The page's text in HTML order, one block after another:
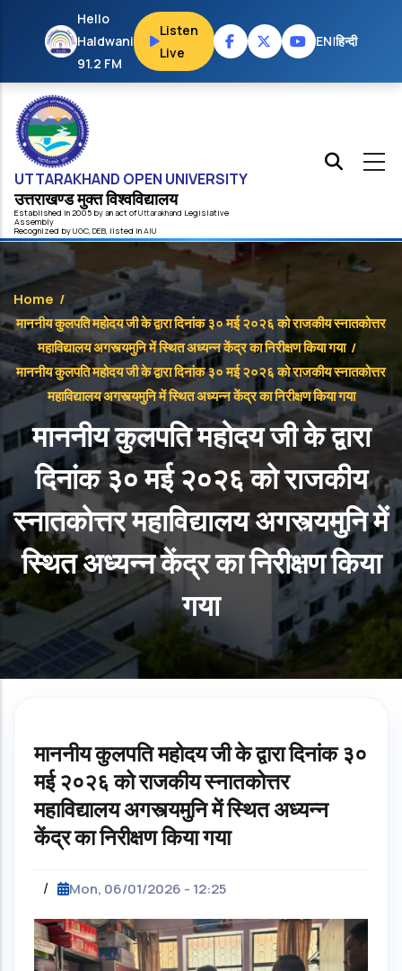
Skip to main content
Hello
Haldwani
91.2 FM
Listen
Live
EN|हिन्दी
UTTARAKHAND OPEN UNIVERSITY
उत्तराखण्ड मुक्त विश्‍वविद्यालय
Established in 2005 by an act ofUttarakhand Legislative
Assembly
Recognized byUGC, DEB, listed inAIU
Home /
माननीय कुलपति महोदय जी के द्वारा दिनांक ३० मई २०२६ को राजकीय स्नातकोत्तर
महाविद्यालय अगस्त्यमुनि में स्थित अध्यन्न केंद्र का निरीक्षण किया गया /
माननीय कुलपति महोदय जी के द्वारा दिनांक ३० मई २०२६ को राजकीय स्नातकोत्तर
महाविद्यालय अगस्त्यमुनि में स्थित अध्यन्न केंद्र का निरीक्षण किया गया
माननीय कुलपति महोदय जी के द्वारा
दिनांक ३० मई २०२६ को राजकीय
स्नातकोत्तर महाविद्यालय अगस्त्यमुनि में
स्थित अध्यन्न केंद्र का निरीक्षण किया
गया
माननीय कुलपति महोदय जी के द्वारा दिनांक ३०
मई २०२६ को राजकीय स्नातकोत्तर
महाविद्यालय अगस्त्यमुनि में स्थित अध्यन्न
केंद्र का निरीक्षण किया गया
/ Mon, 06/01/2026 - 12:25